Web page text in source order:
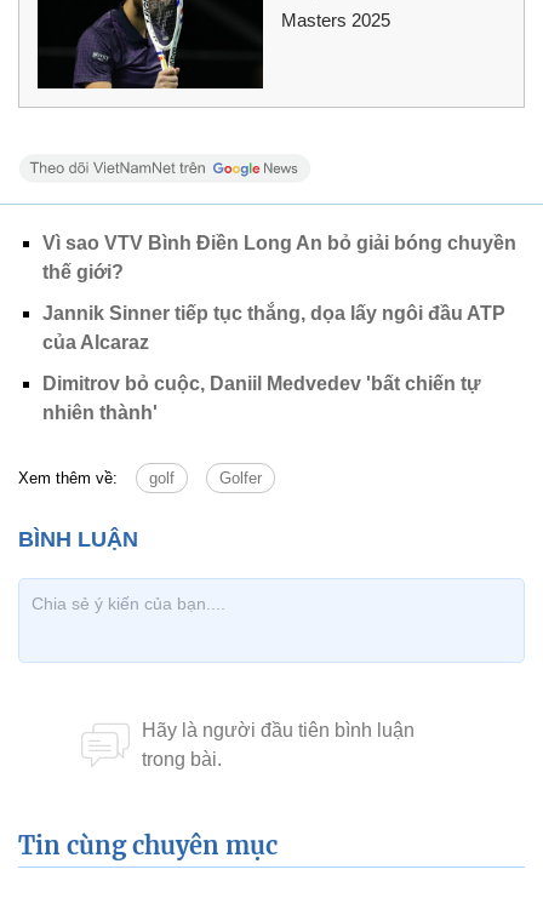
Masters 2025
Vì sao VTV Bình Điền Long An bỏ giải bóng chuyền
thế giới?
Jannik Sinner tiếp tục thắng, dọa lấy ngôi đầu ATP
của Alcaraz
Dimitrov bỏ cuộc, Daniil Medvedev 'bất chiến tự
nhiên thành'
Xem thêm về: golf Golfer
Tin cùng chuyên mục